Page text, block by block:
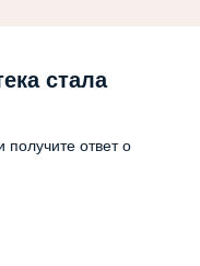
стала
ответ о